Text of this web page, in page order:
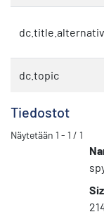
dc.topic
Tiedostot
Näytetään 1 - 1 / 1